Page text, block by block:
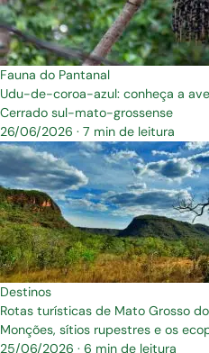
Fauna do Pantanal
Udu-de-coroa-azul: conheça a
Cerrado sul-mato-grossense
26/06/2026 · 7 min de leitura
Destinos
Rotas turísticas de Mato Grosso
Monções, sítios rupestres e os
25/06/2026 · 6 min de leitura